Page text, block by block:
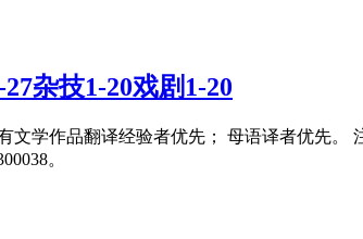
杂技1-20戏剧1-20
学作品翻译经验者优先； 母语译者优先。
。